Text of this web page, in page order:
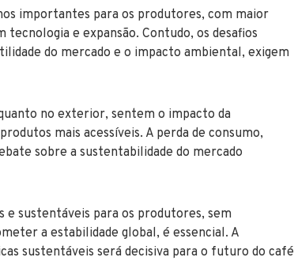
importantes para os produtores, com maior
e expansão. Contudo, os desafios
do mercado e o impacto ambiental, exigem
no exterior, sentem o impacto da
mais acessíveis. A perda de consumo,
sobre a sustentabilidade do mercado
sustentáveis para os produtores, sem
a estabilidade global, é essencial. A
sustentáveis será decisiva para o futuro do café